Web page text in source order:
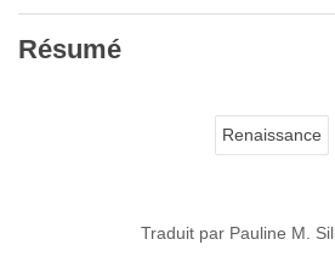
Résumé
Renaissance
Traduit par Pauline M.